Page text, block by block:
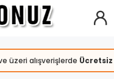
üzeri alışverişlerde Ücretsiz